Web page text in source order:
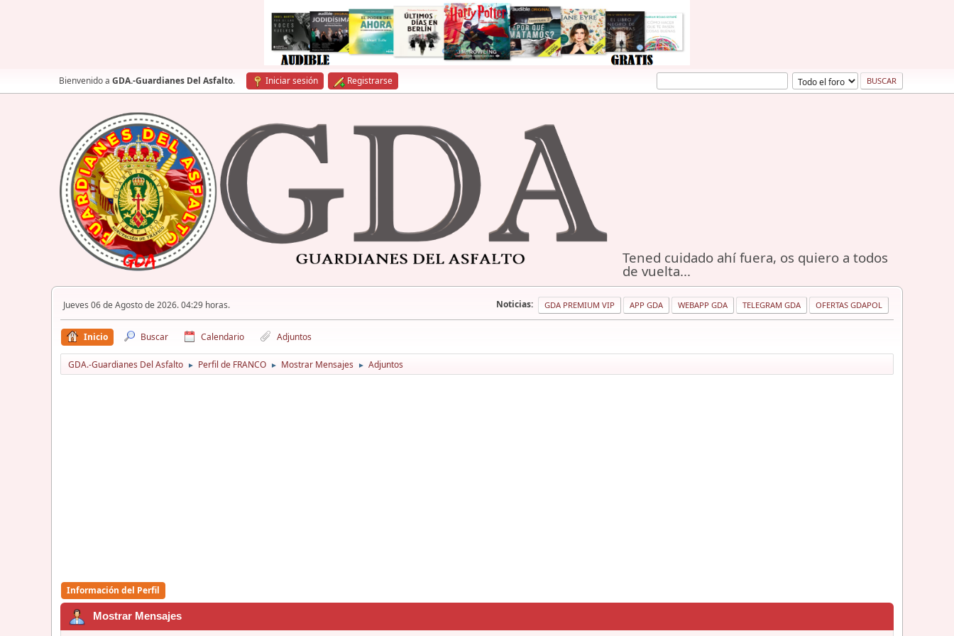
Bienvenido a GDA.-Guardianes Del Asfalto. Iniciar sesión Registrarse
Tened cuidado ahí fuera, os quiero a todos
de vuelta...
Jueves 06 de Agosto de 2026. 04:29 horas. Noticias: GDA PREMIUM VIP APP GDA WEBAPP GDA TELEGRAM GDA OFERTAS GDAPOL
Inicio Buscar Calendario Adjuntos
GDA.-Guardianes Del Asfalto ► Perfil de FRANCO ► Mostrar Mensajes ► Adjuntos
Información del Perfil
Mostrar Mensajes